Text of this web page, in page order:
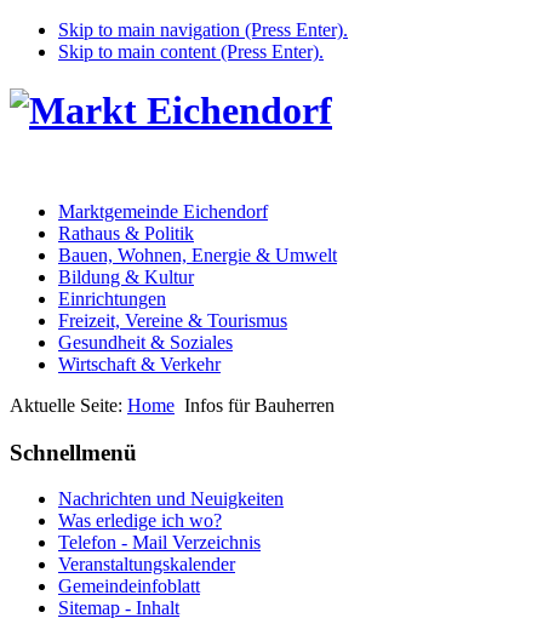
Skip to main navigation (Press Enter).
Skip to main content (Press Enter).
Marktgemeinde Eichendorf
Rathaus & Politik
Bauen, Wohnen, Energie & Umwelt
Bildung & Kultur
Einrichtungen
Freizeit, Vereine & Tourismus
Gesundheit & Soziales
Wirtschaft & Verkehr
Aktuelle Seite: Home Infos für Bauherren
Schnellmenü
Nachrichten und Neuigkeiten
Was erledige ich wo?
Telefon - Mail Verzeichnis
Veranstaltungskalender
Gemeindeinfoblatt
Sitemap - Inhalt